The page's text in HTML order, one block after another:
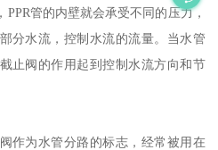
管的内壁就会承受不同的压力，
分水流，控制水流的流量。当水管
止阀的作用起到控制水流方向和节
作为水管分路的标志，经常被用在